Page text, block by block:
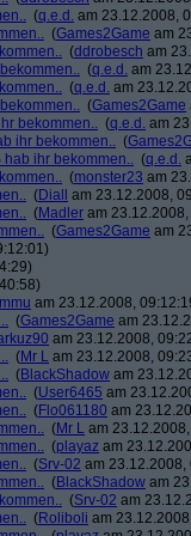
(q.e.d. am 23.12.2008,
(Games2Game am
(ddrobesch am
(q.e.d. am
(q.e.d. am
(Games2Game
bekommen.. (q.e.d. am
ihr bekommen.. (
hab ihr bekommen.. (q.e.d.
(monster23 am
(Diall
am 23.12.2008,
(Madler am
(Games2Game am
am 23.12.2008,
(Games2Game am
am 23.12.2008,
(Mr L am 23.12.2008,
(BlackShadow am
(User6465 am
(Flo061180 am
(Mr L am
(playaz am
(Srv-02 am 23.12.2008,
(BlackShadow am
(Srv-02 am
(Roliboli am